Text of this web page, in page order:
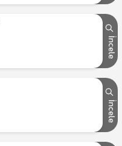
İncele
İncele